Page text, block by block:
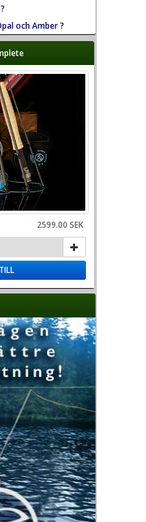
och Amber ?
2599.00 SEK